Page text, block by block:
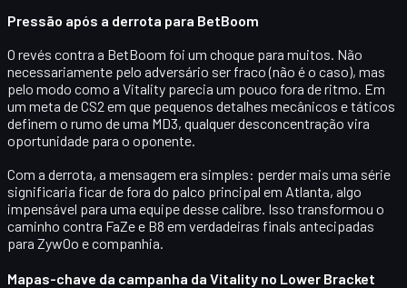
Pressão após a derrota para BetBoom
O revés contra a BetBoom foi um choque para muitos. Não
necessariamente pelo adversário ser fraco (não é o caso), mas
pelo modo como a Vitality parecia um pouco fora de ritmo. Em
um meta de CS2 em que pequenos detalhes mecânicos e táticos
definem o rumo de uma MD3, qualquer desconcentração vira
oportunidade para o oponente.
Com a derrota, a mensagem era simples: perder mais uma série
significaria ficar de fora do palco principal em Atlanta, algo
impensável para uma equipe desse calibre. Isso transformou o
caminho contra FaZe e B8 em verdadeiras finals antecipadas
para ZywOo e companhia.
Mapas-chave da campanha da Vitality no Lower Bracket